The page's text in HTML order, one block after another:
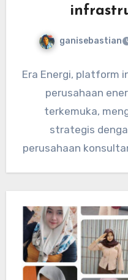
ganisebastian
Era Energi, platform
perusahaan
terkemuka,
strategis
perusahaan